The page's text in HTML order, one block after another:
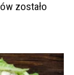
zostało